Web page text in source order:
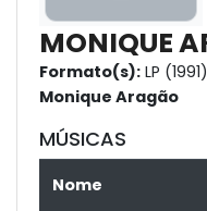
MONIQUE
Formato(s): LP
Monique Aragão
MÚSICAS
Nome